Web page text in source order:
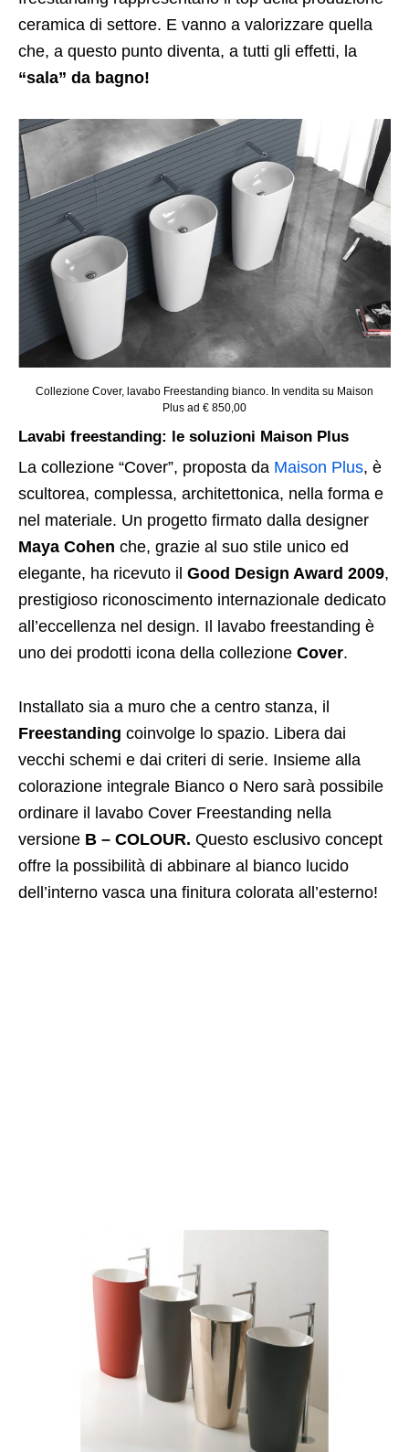
ceramica di settore. E vanno a valorizzare quella
che, a questo punto diventa, a tutti gli effetti, la
“sala” da bagno!
Collezione Cover, lavabo Freestanding bianco. In vendita su Maison
Plus ad € 850,00
Lavabi freestanding: le soluzioni Maison Plus
La collezione “Cover”, proposta da Maison Plus, è
scultorea, complessa, architettonica, nella forma e
nel materiale. Un progetto firmato dalla designer
Maya Cohen che, grazie al suo stile unico ed
elegante, ha ricevuto il Good Design Award 2009,
prestigioso riconoscimento internazionale dedicato
all’eccellenza nel design. Il lavabo freestanding è
uno dei prodotti icona della collezione Cover.
Installato sia a muro che a centro stanza, il
Freestanding coinvolge lo spazio. Libera dai
vecchi schemi e dai criteri di serie. Insieme alla
colorazione integrale Bianco o Nero sarà possibile
ordinare il lavabo Cover Freestanding nella
versione B – COLOUR. Questo esclusivo concept
offre la possibilità di abbinare al bianco lucido
dell’interno vasca una finitura colorata all’esterno!